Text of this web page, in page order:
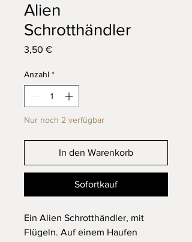
Alien
Schrotthändler
3,50 €Preis
Anzahl *
Nur noch 2 verfügbar
In den Warenkorb
Sofortkauf
Ein Alien Schrotthändler, mit
Flügeln. Auf einem Haufen